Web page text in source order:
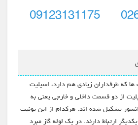
ها که طرفداران زیادی هم دارد، اسپلیت
از دو قسمت داخلی و خارجی یعنی به
تشکیل شده اند. هرکدام از این یونیت
ارتباط دارند. در یک لوله گاز مبرد